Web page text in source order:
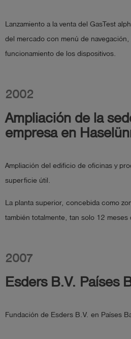
Lanzamiento a la venta del GasTest
del mercado con menú de
funcionamiento de los dispositivos.
2002
Ampliación de la
empresa en
Ampliación del edificio de oficinas y
superficie útil.
La planta superior, concebida como
también totalmente, tan solo 12 meses
2007
Esders B.V. Países
Fundación de Esders B.V. en Países